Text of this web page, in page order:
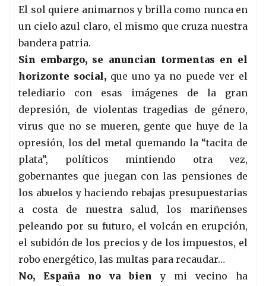
El sol quiere animarnos y brilla como nunca en
un cielo azul claro, el mismo que cruza nuestra
bandera patria.
Sin embargo, se anuncian tormentas en el
horizonte social, que uno ya no puede ver el
telediario con esas imágenes de la gran
depresión, de violentas tragedias de género,
virus que no se mueren, gente que huye de la
opresión, los del metal quemando la “tacita de
plata”, políticos mintiendo otra vez,
gobernantes que juegan con las pensiones de
los abuelos y haciendo rebajas presupuestarias
a costa de nuestra salud, los mariñenses
peleando por su futuro, el volcán en erupción,
el subidón de los precios y de los impuestos, el
robo energético, las multas para recaudar…
No, España no va bieny mi vecino ha